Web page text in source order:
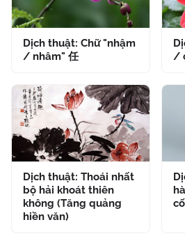
Dịch thuật: Chữ "nhậm
/ nhâm" 任
/
Dịch thuật: Thoái nhất
bộ hải khoát thiên
không (Tăng quảng
hiền văn)